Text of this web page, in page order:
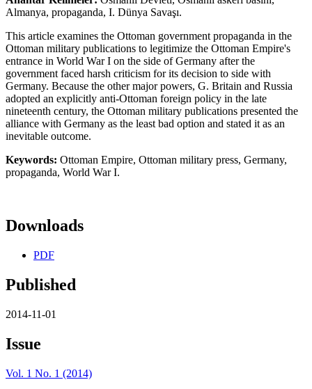
Almanya, propaganda, I. Dünya Savaşı.
This article examines the Ottoman government propaganda in the
Ottoman military publications to legitimize the Ottoman Empire's
entrance in World War I on the side of Germany after the
government faced harsh criticism for its decision to side with
Germany. Because the other major powers, G. Britain and Russia
adopted an explicitly anti-Ottoman foreign policy in the late
nineteenth century, the Ottoman military publications presented the
alliance with Germany as the least bad option and stated it as an
inevitable outcome.
Keywords: Ottoman Empire, Ottoman military press, Germany,
propaganda, World War I.
Downloads
PDF
Published
2014-11-01
Issue
Vol. 1 No. 1 (2014)